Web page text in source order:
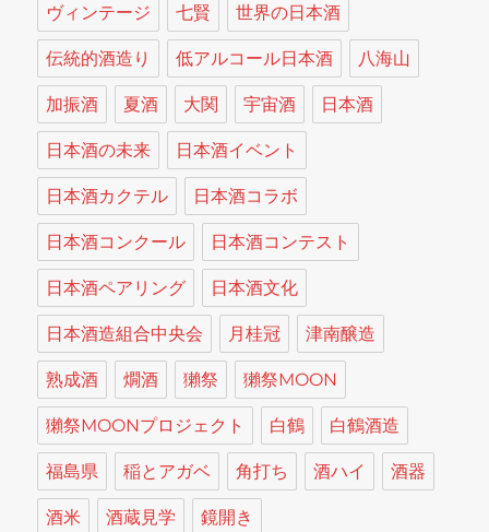
ヴィンテージ 七賢 世界の日本酒
伝統的酒造り 低アルコール日本酒 八海山
加振酒 夏酒 大関 宇宙酒 日本酒
日本酒の未来 日本酒イベント
日本酒カクテル 日本酒コラボ
日本酒コンクール 日本酒コンテスト
日本酒ペアリング 日本酒文化
日本酒造組合中央会 月桂冠 津南醸造
熟成酒 燗酒 獺祭 獺祭MOON
獺祭MOONプロジェクト 白鶴 白鶴酒造
福島県 稲とアガベ 角打ち 酒ハイ 酒器
酒米 酒蔵見学 鏡開き